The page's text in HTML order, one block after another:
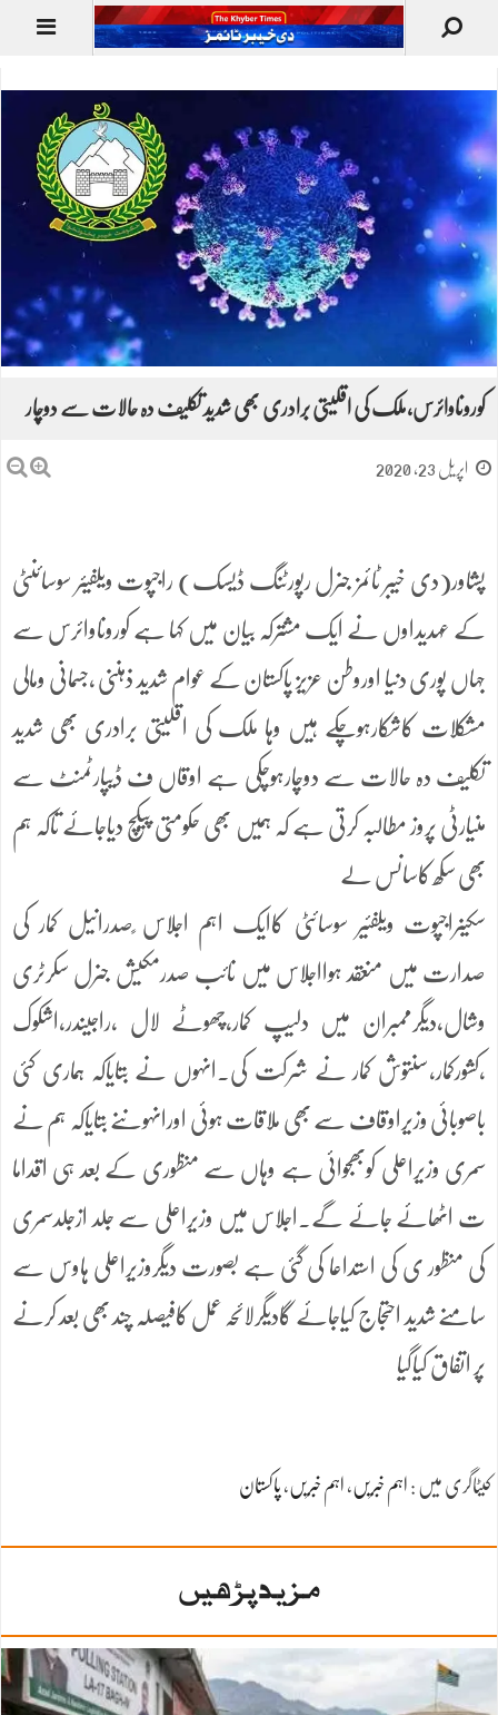
کوروناوائرس،ملک کی اقلیتی برادری بھی شدید تکلیف دہ حالات سے دوچار
اپریل 23, 2020
پشاور(دی خیبر ٹائمز جنرل رپورٹنگ ڈیسک) راجپوت ویلفیئر سوسائنٹی
کے عہدیداوں نے ایک مشترکہ بیان میں کہا ہے کوروناوائرس سے
جہاں پوری دنیا اوروطن عزیز پاکستان کے عوام شدید ذہننی ،جسمانی ومالی
مشکلات کاشکارہوچکے ہیں وہا ملک کی اقلیتی برادری بھی شدید
تکلیف دہ حالات سے دوچارہوچکی ہے اوقاں ف ڈیپارٹمنٹ سے
منیارٹی پروز مطالبہ کرتی ہے کہ ہمیں بھی حکومتی پیکچ دیاجائے تاکہ ہم
بھی سکھ کاسانس لے
سکیںراجپوت ویلفئیر سوسائٹی کاایک اہم اجلاس ٍصدرانیل کمار کی
صدارت میں منعقد ہوااجلاس میں نائب صدرمکیش جنرل سکرٹری
وشال،دیگرممبران میں دلیپ کمار،چھوٹے لال ،راجیندر،اشکوک
،کشورکمار،سنتوش کمار نے شرکت کی۔انہوں نے بتایاکہ ہماری کئی
باصوبائی وزیراوقاف سے بھی ملاقات ہوئی اورانہوںنے بتایاکہ ہم نے
سمری وزیراعلی کوبھجوائی ہے وہاں سے منظوری کے بعد ہی اقداما
ت اٹھائے جائے گے۔اجلاس میں وزیراعلی سے جلد ازجلدسمری
کی منظور ی کی استداعا کی گئی ہے بصورت دیگروزیراعلی ہاوس سے
سامنے شدید احتجاج کیاجائے گادیگرلائحہ عمل کافیصلہ چند بھی بعد کرنے
پر اتفاق کیاگیا
کیٹاگری میں : اہم خبریں، اہم خبریں، پاکستان
مزید پڑھیں